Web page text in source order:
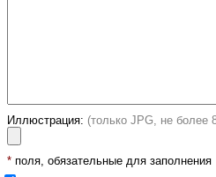
Иллюстрация: (только JPG, не более
*поля, обязательные для заполнения